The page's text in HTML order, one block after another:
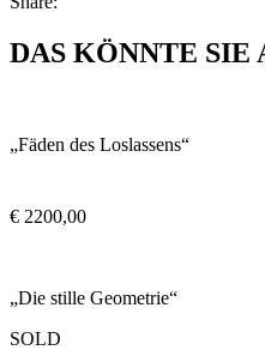
DAS KÖNNTE SIE
„Fäden des Loslassens“
€ 2200,00
„Die stille Geometrie“
SOLD